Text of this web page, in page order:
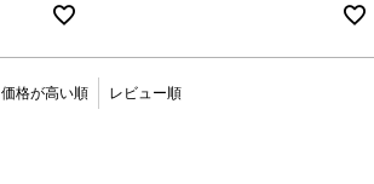
価格が高い順 レビュー順